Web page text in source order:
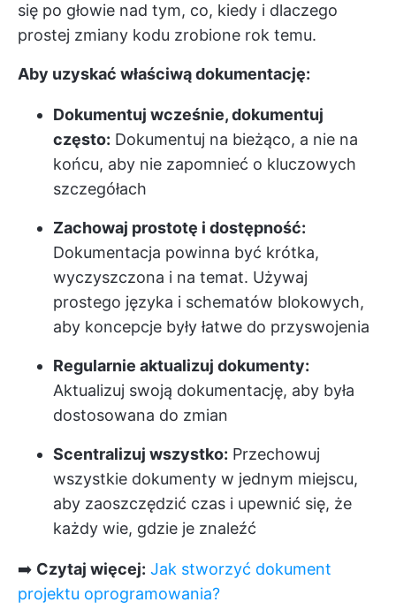
się po głowie nad tym, co, kiedy i dlaczego
prostej zmiany kodu zrobione rok temu.
Aby uzyskać właściwą dokumentację:
Dokumentuj wcześnie, dokumentuj
często: Dokumentuj na bieżąco, a nie na
końcu, aby nie zapomnieć o kluczowych
szczegółach
Zachowaj prostotę i dostępność:
Dokumentacja powinna być krótka,
wyczyszczona i na temat. Używaj
prostego języka i schematów blokowych,
aby koncepcje były łatwe do przyswojenia
Regularnie aktualizuj dokumenty:
Aktualizuj swoją dokumentację, aby była
dostosowana do zmian
Scentralizuj wszystko: Przechowuj
wszystkie dokumenty w jednym miejscu,
aby zaoszczędzić czas i upewnić się, że
każdy wie, gdzie je znaleźć
➡️ Czytaj więcej: Jak stworzyć dokument
projektu oprogramowania?